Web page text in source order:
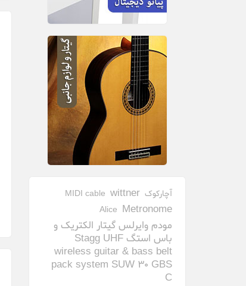
آچارکوک wittner
MIDI cable
Metronome
Alice
مودم وایرلس گیتار الکتریک و
باس استگ Stagg UHF
wireless guitar & bass belt
pack system SUW 30 GBS
C